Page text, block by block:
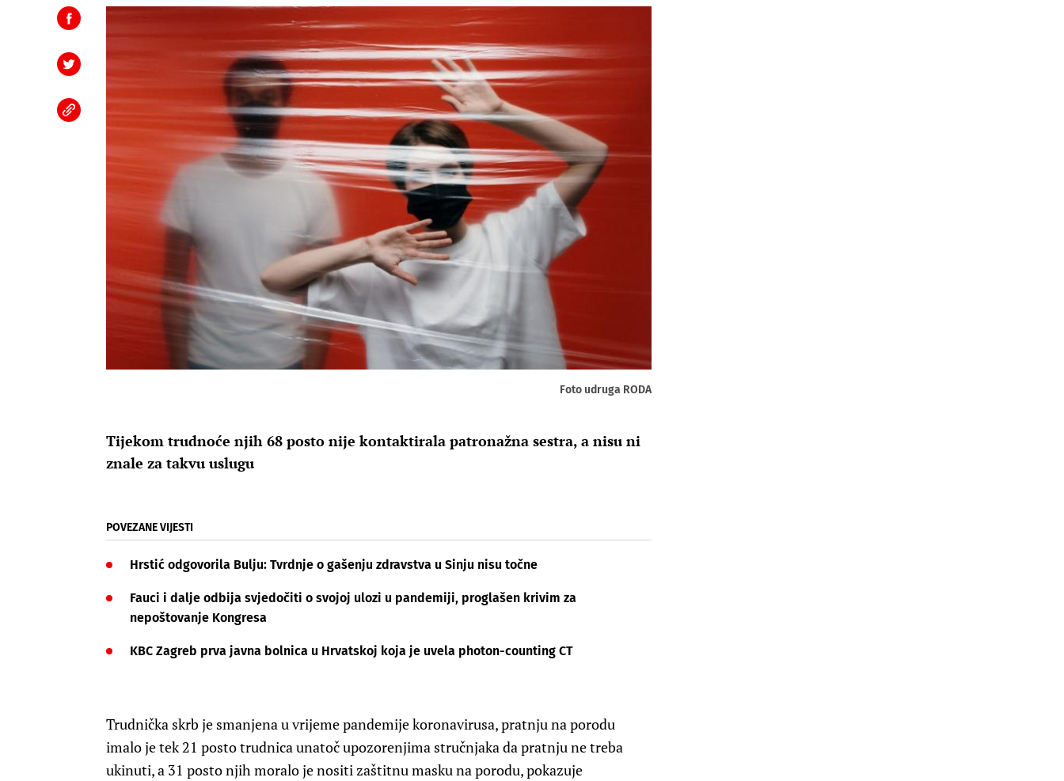
Foto udruga RODA
Tijekom trudnoće njih 68 posto nije kontaktirala patronažna sestra, a nisu ni
znale za takvu uslugu
POVEZANE VIJESTI
Hrstić odgovorila Bulju: Tvrdnje o gašenju zdravstva u Sinju nisu točne
Fauci i dalje odbija svjedočiti o svojoj ulozi u pandemiji, proglašen krivim za
nepoštovanje Kongresa
KBC Zagreb prva javna bolnica u Hrvatskoj koja je uvela photon-counting CT
Trudnička skrb je smanjena u vrijeme pandemije koronavirusa, pratnju na porodu
imalo je tek 21 posto trudnica unatoč upozorenjima stručnjaka da pratnju ne treba
ukinuti, a 31 posto njih moralo je nositi zaštitnu masku na porodu, pokazuje